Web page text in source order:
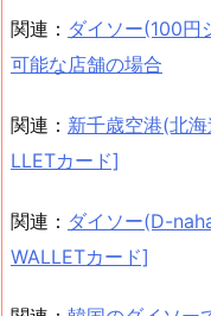
関連： ダイソー(100円
可能な店舗の場合
関連： 新千歳空港(北
LLETカード]
関連： ダイソー(D-
WALLETカード]